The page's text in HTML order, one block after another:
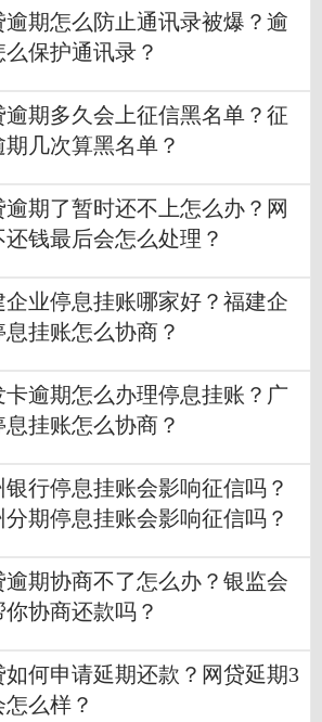
逾期怎么防止通讯录被爆？逾
么保护通讯录？
逾期多久会上征信黑名单？征
期几次算黑名单？
逾期了暂时还不上怎么办？网
还钱最后会怎么处理？
企业停息挂账哪家好？福建企
息挂账怎么协商？
卡逾期怎么办理停息挂账？广
息挂账怎么协商？
银行停息挂账会影响征信吗？
分期停息挂账会影响征信吗？
逾期协商不了怎么办？银监会
你协商还款吗？
如何申请延期还款？网贷延期3
怎么样？